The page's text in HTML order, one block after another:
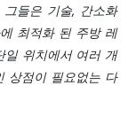
들은 기술, 간소화
최적화 된 주방 레
일 위치에서 여러 개
상점이 필요없는 다